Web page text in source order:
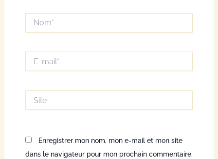
mail*
Enregistrer mon nom, mon e-mail et mon site
dans le navigateur pour mon prochain commentaire.